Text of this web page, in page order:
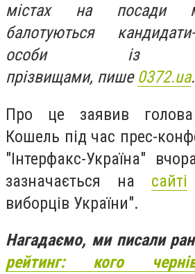
містах на посади
балотуються
особи із
прізвищами, пише 0372.ua.
Про це заявив
Кошель під час прес-
"Інтерфакс-Україна"
зазначається на сайті
виборців України".
Нагадаємо, ми писали
рейтинг: кого